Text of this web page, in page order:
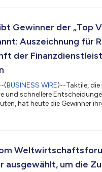
Balderton Capital, Index
auf einen Blick Taktile
sich zu KI-nativen Or...
Gewinner der „Top
Auszeichnung für
der
(BUSINESS WIRE)--Taktile,
und schnellere
hat heute die Gewinner
neu
eingeholt und so eine
ausgewählt, um die